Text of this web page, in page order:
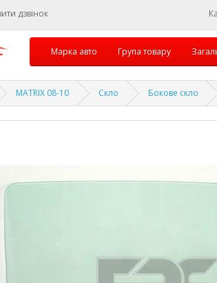
дзвінок
Марка авто Група товару
MATRIX 08-10 Скло Бокове скло